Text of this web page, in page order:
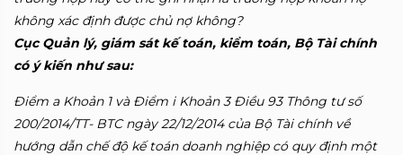
không xác định được chủ nợ không?
Cục Quản lý, giám sát kế toán, kiểm toán, Bộ Tài chính
có ý kiến như sau:
Điểm a Khoản 1 và Điểm i Khoản 3 Điều 93 Thông tư số
200/2014/TT- BTC ngày 22/12/2014 của Bộ Tài chính về
hướng dẫn chế độ kế toán doanh nghiệp có quy định một